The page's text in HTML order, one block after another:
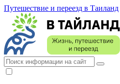
Путешествие и переезд в Таиланд